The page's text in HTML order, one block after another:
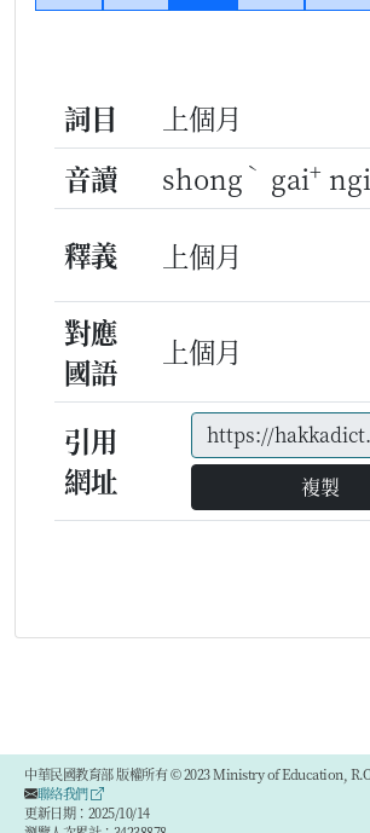
詞目
上個月
音讀
shong ˋ gai+
釋義
上個月
對應
國語
上個月
引用
網址
複製
中華民國教育部 版權所有 © 2023 Ministry of Education,
聯絡我們
更新日期：2025/10/14